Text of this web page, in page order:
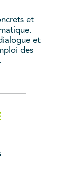
et
et
des